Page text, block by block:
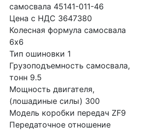
самосвала 45141-011-46
Цена с НДС 3647380
Колесная формула самосвала
6x6
Тип ошиновки 1
Грузоподъемность самосвала,
тонн 9.5
Мощность двигателя,
(лошадиные силы) 300
Модель коробки передач ZF9
Передаточное отношение